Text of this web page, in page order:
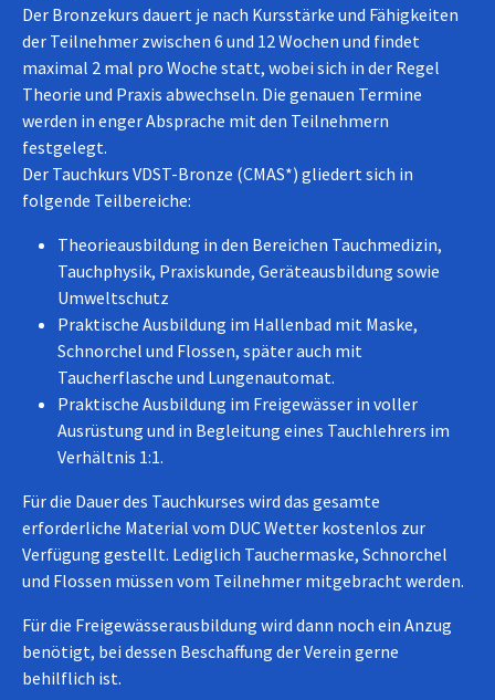
Der Bronzekurs dauert je nach Kursstärke und Fähigkeiten
der Teilnehmer zwischen 6 und 12 Wochen und findet
maximal 2 mal pro Woche statt, wobei sich in der Regel
Theorie und Praxis abwechseln. Die genauen Termine
werden in enger Absprache mit den Teilnehmern
festgelegt.
Der Tauchkurs VDST-Bronze (CMAS*) gliedert sich in
folgende Teilbereiche:
Theorieausbildung in den Bereichen Tauchmedizin,
Tauchphysik, Praxiskunde, Geräteausbildung sowie
Umweltschutz
Praktische Ausbildung im Hallenbad mit Maske,
Schnorchel und Flossen, später auch mit
Taucherflasche und Lungenautomat.
Praktische Ausbildung im Freigewässer in voller
Ausrüstung und in Begleitung eines Tauchlehrers im
Verhältnis 1:1.
Für die Dauer des Tauchkurses wird das gesamte
erforderliche Material vom DUC Wetter kostenlos zur
Verfügung gestellt. Lediglich Tauchermaske, Schnorchel
und Flossen müssen vom Teilnehmer mitgebracht werden.
Für die Freigewässerausbildung wird dann noch ein Anzug
benötigt, bei dessen Beschaffung der Verein gerne
behilflich ist.